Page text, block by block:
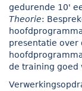
gedurende 10'
Theorie:
presentatie over
de training goed